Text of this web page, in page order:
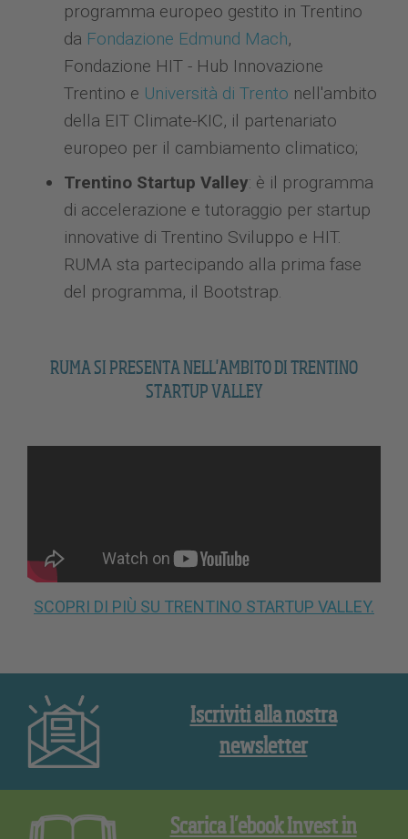
programma europeo gestito in Trentino
da Fondazione Edmund Mach,
Fondazione HIT - Hub Innovazione
Trentino e Università di Trento nell'ambito
della EIT Climate-KIC, il partenariato
europeo per il cambiamento climatico;
Trentino Startup Valley: è il programma
di accelerazione e tutoraggio per startup
innovative di Trentino Sviluppo e HIT.
RUMA sta partecipando alla prima fase
del programma, il Bootstrap.
RUMA SI PRESENTA NELL'AMBITO DI TRENTINO
STARTUP VALLEY
SCOPRI DI PIÙ SU TRENTINO STARTUP VALLEY.
Iscriviti alla nostra
newsletter
Scarica l’ebook Invest in